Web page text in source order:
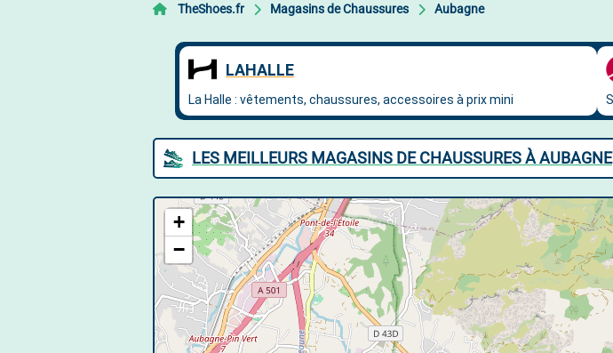
TheShoes.fr Magasins de Chaussures Aubagne
LES MEILLEURS MAGASINS DE CHAUSSURES À AUBAGNE
+
−